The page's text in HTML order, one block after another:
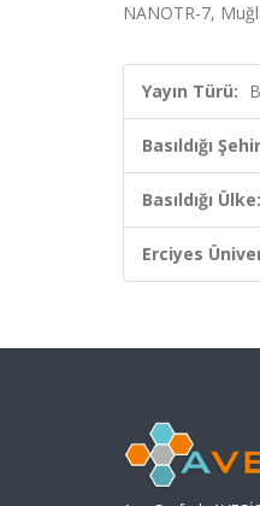
NANOTR-7,
Yayın Türü:
Basıldığı
Basıldığı Ülke:
Erciyes